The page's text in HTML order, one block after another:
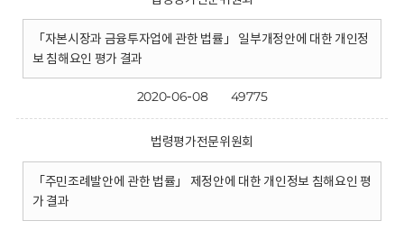
「자본시장과 금융투자업에 관한 법률」 일부개정안에 대한 개인정
보 침해요인 평가 결과
2020-06-08 49775
법령평가전문위원회
「주민조례발안에 관한 법률」 제정안에 대한 개인정보 침해요인 평
가 결과